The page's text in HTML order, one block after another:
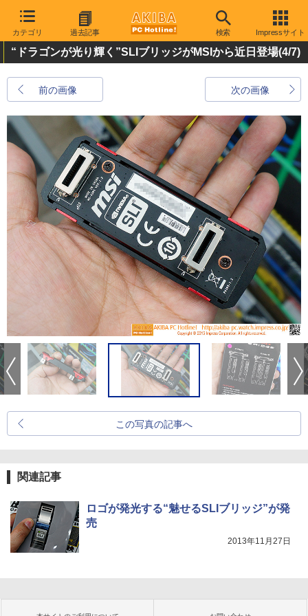
カテゴリ 過去記事 検索 Impressサイト
“ドラゴンが光り輝く”SLIブリッジがMSIから近日登場(4/7)
前の画像 次の画像
この写真の記事へ
関連記事
ロゴが発光する“魅せるSLIブリッジ”が発
売
2013年11月27日